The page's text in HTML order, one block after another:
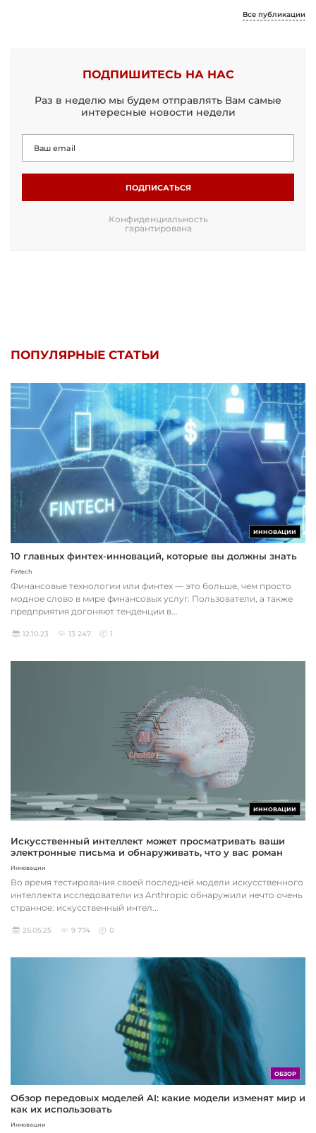
Все публикации
ПОДПИШИТЕСЬ НА НАС
Раз в неделю мы будем отправлять Вам самые
интересные новости недели
ПОДПИСАТЬСЯ
Конфиденциальность
гарантирована
ПОПУЛЯРНЫЕ СТАТЬИ
ИННОВАЦИИ
10 главных финтех-инноваций, которые вы должны знать
Fintech
Финансовые технологии или финтех — это больше, чем просто
модное слово в мире финансовых услуг. Пользователи, а также
предприятия догоняют тенденции в...
12.10.23 13 247 1
ИННОВАЦИИ
Искусственный интеллект может просматривать ваши
электронные письма и обнаруживать, что у вас роман
Инновации
Во время тестирования своей последней модели искусственного
интеллекта исследователи из Anthropic обнаружили нечто очень
странное: искусственный интел...
26.05.25 9 774 0
ОБЗОР
Обзор передовых моделей AI: какие модели изменят мир и
как их использовать
Инновации